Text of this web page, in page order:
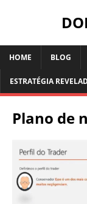
HOME BLOG
ESTRATÉGIA
Plano de